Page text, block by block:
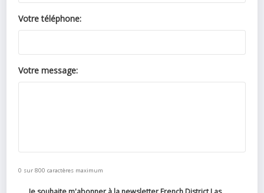
Votre téléphone:
Votre message:
0 sur 800 caractères maximum